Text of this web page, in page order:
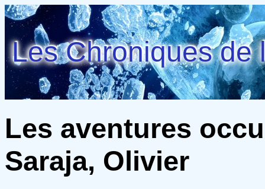
Les Chroniques de
Les aventures
Saraja, Olivier